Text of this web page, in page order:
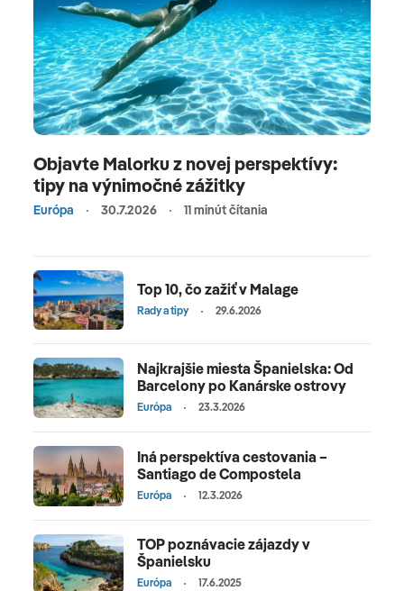
Objavte Malorku z novej perspektívy:
tipy na výnimočné zážitky
Európa 30.7.2026 11 minút čítania
Top 10, čo zažiť v Malage
Rady a tipy 29.6.2026
Najkrajšie miesta Španielska: Od
Barcelony po Kanárske ostrovy
Európa 23.3.2026
Iná perspektíva cestovania –
Santiago de Compostela
Európa 12.3.2026
TOP poznávacie zájazdy v
Španielsku
Európa 17.6.2025